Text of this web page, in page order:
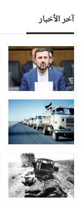
آخر الأخبار